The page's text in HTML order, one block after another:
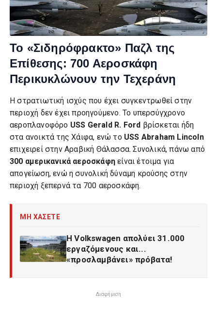
Το «Σιδηρόφρακτο» Παζλ της
Επίθεσης: 700 Αεροσκάφη
Περικυκλώνουν την Τεχεράνη
Η στρατιωτική ισχύς που έχει συγκεντρωθεί στην
περιοχή δεν έχει προηγούμενο. Το υπερσύγχρονο
αεροπλανοφόρο USS Gerald R. Ford βρίσκεται ήδη
στα ανοικτά της Χάιφα, ενώ το USS Abraham Lincoln
επιχειρεί στην Αραβική Θάλασσα. Συνολικά, πάνω από
300 αμερικανικά αεροσκάφη είναι έτοιμα για
απογείωση, ενώ η συνολική δύναμη κρούσης στην
περιοχή ξεπερνά τα 700 αεροσκάφη.
ΜΗ ΧΑΣΕΤΕ
Η Volkswagen απολύει 31.000
εργαζόμενους και...
«προσλαμβάνει» πρόβατα!
Διαφήμιση